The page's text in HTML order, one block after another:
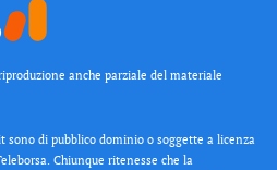
anche parziale del materiale
sono di pubblico dominio o soggette a licenza
Chiunque ritenesse che la